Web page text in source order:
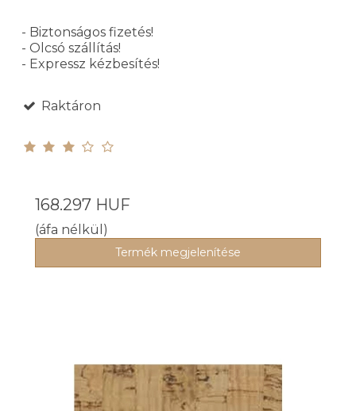
- Biztonságos fizetés!
- Olcsó szállítás!
- Expressz kézbesítés!
Raktáron
168.297 HUF
(áfa nélkül)
Termék megjelenítése